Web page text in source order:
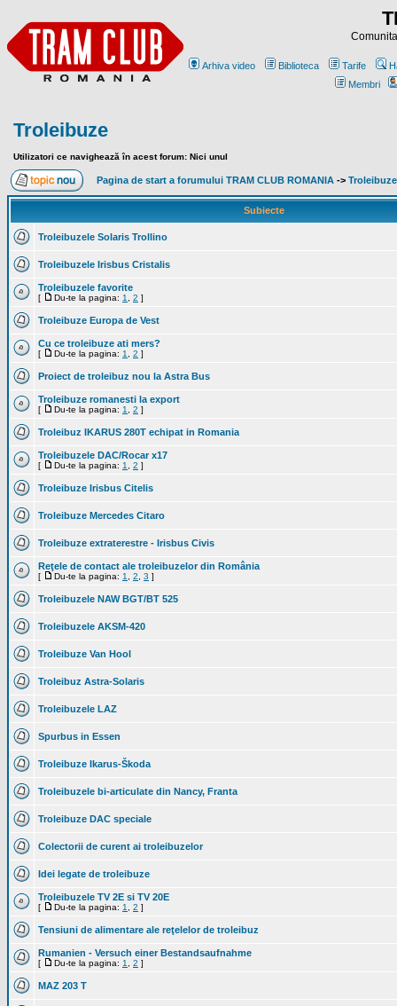
Arhiva video Biblioteca Tarife
Membri
Troleibuze
Utilizatori ce navighează în acest forum: Nici unul
Pagina de start a forumului TRAM CLUB ROMANIA -> Troleibuze
Subiecte
Troleibuzele Solaris Trollino
Troleibuzele Irisbus Cristalis
Troleibuzele favorite
[ Du-te la pagina: 1 2 ]
Troleibuze Europa de Vest
Cu ce troleibuze ati mers?
[ Du-te la pagina: 1 2 ]
Proiect de troleibuz nou la Astra Bus
Troleibuze romanesti la export
[ Du-te la pagina: 1 2 ]
Troleibuz IKARUS 280T echipat in Romania
Troleibuzele DAC/Rocar x17
[ Du-te la pagina: 1 2 ]
Troleibuze Irisbus Citelis
Troleibuze Mercedes Citaro
Troleibuze extraterestre - Irisbus Civis
Reţele de contact ale troleibuzelor din România
[ Du-te la pagina: 1 2 3 ]
Troleibuzele NAW BGT/BT 525
Troleibuzele AKSM-420
Troleibuze Van Hool
Troleibuz Astra-Solaris
Troleibuzele LAZ
Spurbus in Essen
Troleibuze Ikarus-Škoda
Troleibuzele bi-articulate din Nancy, Franta
Troleibuze DAC speciale
Colectorii de curent ai troleibuzelor
Idei legate de troleibuze
Troleibuzele TV 2E si TV 20E
[ Du-te la pagina: 1 2 ]
Tensiuni de alimentare ale reţelelor de troleibuz
Rumanien - Versuch einer Bestandsaufnahme
[ Du-te la pagina: 1 2 ]
MAZ 203 T